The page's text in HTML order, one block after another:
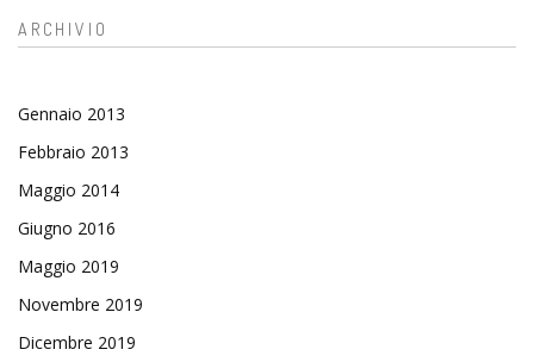
ARCHIVIO
Gennaio 2013
Febbraio 2013
Maggio 2014
Giugno 2016
Maggio 2019
Novembre 2019
Dicembre 2019